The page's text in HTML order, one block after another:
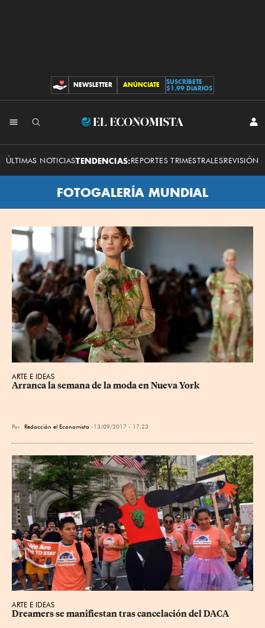
CONTRIBUCIONES
NEWSLETTER ANÚNCIATE
SUSCRÍBETE
$1.99 DIARIOS
El
Economista
ÚLTIMAS NOTICIASTENDENCIAS:REPORTES TRIMESTRALESREVISIÓN
FOTOGALERÍA MUNDIAL
ARTE E IDEAS
Arranca la semana de la moda en Nueva York
Por Redacción el Economista 13/09/2017 - 17:23
ARTE E IDEAS
Dreamers se manifiestan tras cancelación del DACA